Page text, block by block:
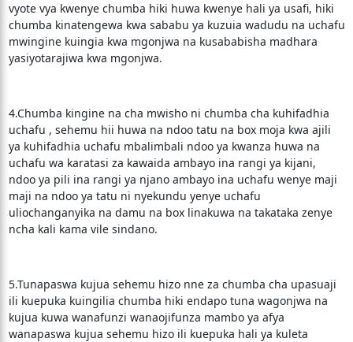
vyote vya kwenye chumba hiki huwa kwenye hali ya usafi, hiki
chumba kinatengewa kwa sababu ya kuzuia wadudu na uchafu
mwingine kuingia kwa mgonjwa na kusababisha madhara
yasiyotarajiwa kwa mgonjwa.
4.Chumba kingine na cha mwisho ni chumba cha kuhifadhia
uchafu , sehemu hii huwa na ndoo tatu na box moja kwa ajili
ya kuhifadhia uchafu mbalimbali ndoo ya kwanza huwa na
uchafu wa karatasi za kawaida ambayo ina rangi ya kijani,
ndoo ya pili ina rangi ya njano ambayo ina uchafu wenye maji
maji na ndoo ya tatu ni nyekundu yenye uchafu
uliochanganyika na damu na box linakuwa na takataka zenye
ncha kali kama vile sindano.
5.Tunapaswa kujua sehemu hizo nne za chumba cha upasuaji
ili kuepuka kuingilia chumba hiki endapo tuna wagonjwa na
kujua kuwa wanafunzi wanaojifunza mambo ya afya
wanapaswa kujua sehemu hizo ili kuepuka hali ya kuleta